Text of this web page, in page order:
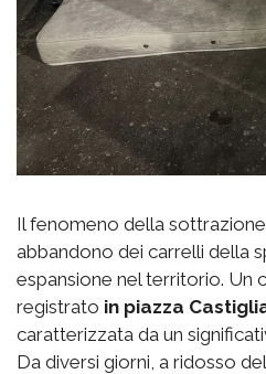
Il fenomeno della
abbandono dei carrelli della
espansione nel territorio. Un
registrato in piazza
caratterizzata da un
Da diversi giorni, a ridosso